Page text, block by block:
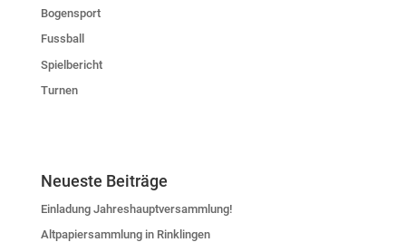
Bogensport
Fussball
Spielbericht
Turnen
Neueste Beiträge
Einladung Jahreshauptversammlung!
Altpapiersammlung in Rinklingen